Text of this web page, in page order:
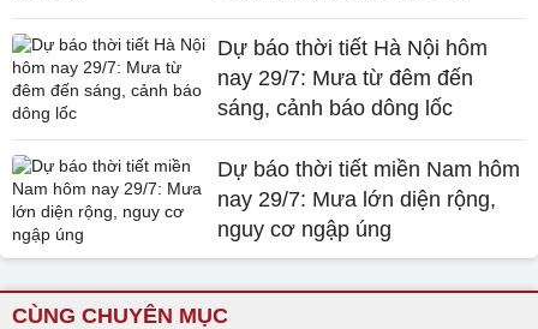
Dự báo thời tiết Hà Nội hôm
nay 29/7: Mưa từ đêm đến
sáng, cảnh báo dông lốc
Dự báo thời tiết miền Nam hôm
nay 29/7: Mưa lớn diện rộng,
nguy cơ ngập úng
CÙNG CHUYÊN MỤC